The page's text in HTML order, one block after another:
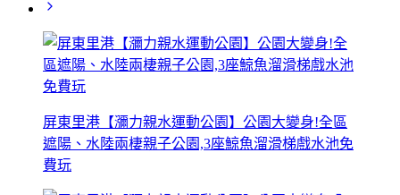
屏東里港【瀰力親水運動公園】公園大變身!全區
遮陽、水陸兩棲親子公園,3座鯨魚溜滑梯戲水池免
費玩